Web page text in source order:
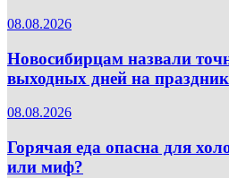
08.08.2026
Новосибирцам назвали
выходных дней на
08.08.2026
Горячая еда опасна для
или миф?